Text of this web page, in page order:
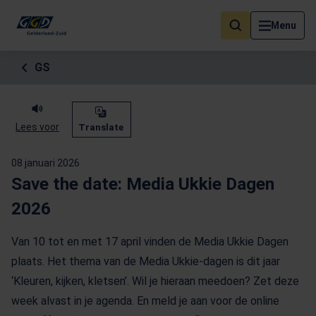
Menu
Als de resultaten voor automatisch aanvullen beschikbaar zijn,
GS
Lees voor Translate
08 januari 2026
Save the date: Media Ukkie Dagen
2026
Van 10 tot en met 17 april vinden de Media Ukkie Dagen
plaats. Het thema van de Media Ukkie-dagen is dit jaar
‘Kleuren, kijken, kletsen’. Wil je hieraan meedoen? Zet deze
week alvast in je agenda. En meld je aan voor de online